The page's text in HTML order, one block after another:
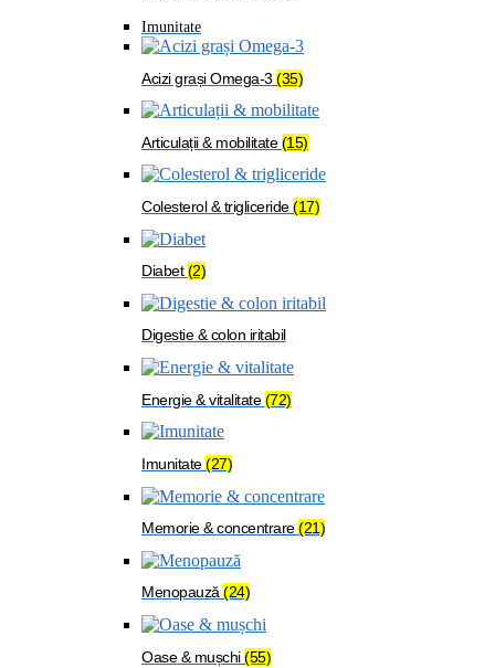
Imunitate
Acizi grași Omega-3 (35)
Articulații & mobilitate(15)
Colesterol & trigliceride(17)
Diabet(2)
Digestie & colon iritabil
Energie & vitalitate(72)
Imunitate(27)
Memorie & concentrare(21)
Menopauză(24)
Oase & mușchi(55)